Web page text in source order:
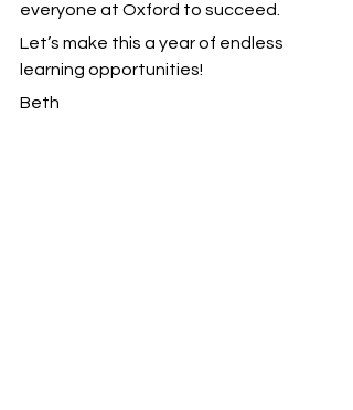
everyone at Oxford to succeed.
Let’s make this a year of endless
learning opportunities!
Beth